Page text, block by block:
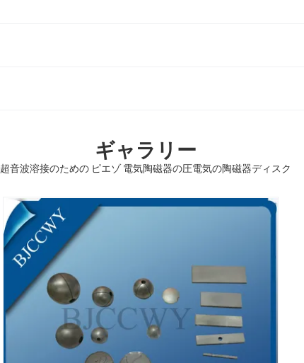
ギャラリー
超音波溶接のための ピエゾ 電気陶磁器の圧電気の陶磁器ディスク